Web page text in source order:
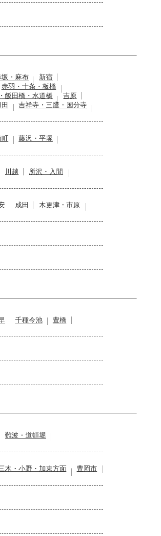
・麻布
新宿
赤羽・十条・板橋
飯田橋・水道橋
吉原
吉祥寺・三鷹・国分寺
町
藤沢・平塚
川越
所沢・入間
成田
木更津・市原
千種今池
豊橋
難波・道頓堀
木・小野・加東方面
豊岡市